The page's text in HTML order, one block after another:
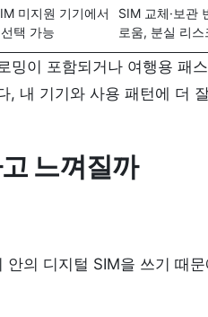
미지원 기기에서
택 가능
SIM 교체·보관
로움, 분실 리스
밍이 포함되거나 여행용 패
내 기기와 사용 패턴에 더
느껴질까
의 디지털 SIM을 쓰기 때문